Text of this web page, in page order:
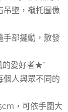
吊墜，襯托圖像
手部擺動，散發
的愛好者★°
個人與眾不同的
，可依手圍大